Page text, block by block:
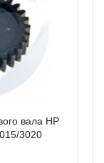
вала HP
3020